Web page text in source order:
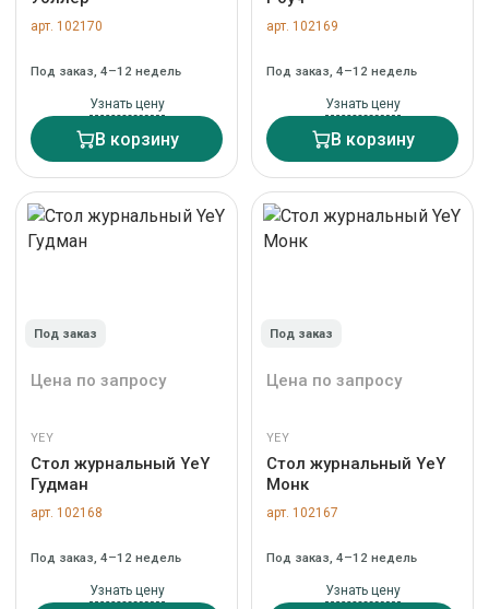
арт. 102170
Под заказ, 4–12 недель
Узнать цену
В корзину
арт. 102169
Под заказ, 4–12 недель
Узнать цену
В корзину
Под заказ
Цена по запросу
YEY
Стол журнальный YeY
Гудман
арт. 102168
Под заказ, 4–12 недель
Узнать цену
Под заказ
Цена по запросу
YEY
Стол журнальный YeY
Монк
арт. 102167
Под заказ, 4–12 недель
Узнать цену